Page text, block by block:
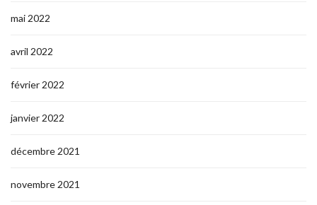
mai 2022
avril 2022
février 2022
janvier 2022
décembre 2021
novembre 2021